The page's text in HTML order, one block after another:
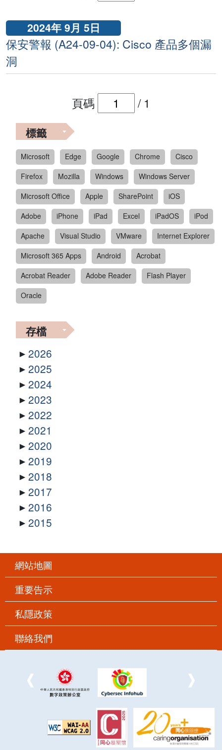
2024年 9月 5日
保安警報 (A24-09-04): Cisco 產品多個漏
洞
頁碼 / 1
標籤
Microsoft Edge Google Chrome
Cisco
Firefox
Mozilla Windows
Windows Server
Microsoft Office
Apple SharePoint
iOS
Adobe
iPhone iPad Excel iPadOS
iPod
Apache
Visual Studio VMware
Internet Explorer
Microsoft 365 Apps
Android
Acrobat
Acrobat Reader
Adobe Reader
Flash Player
Oracle
存檔
2026
2025
2024
2023
2022
2021
2020
2019
2018
2017
2016
2015
網站地圖
重要告示
私隱政策
聯絡我們